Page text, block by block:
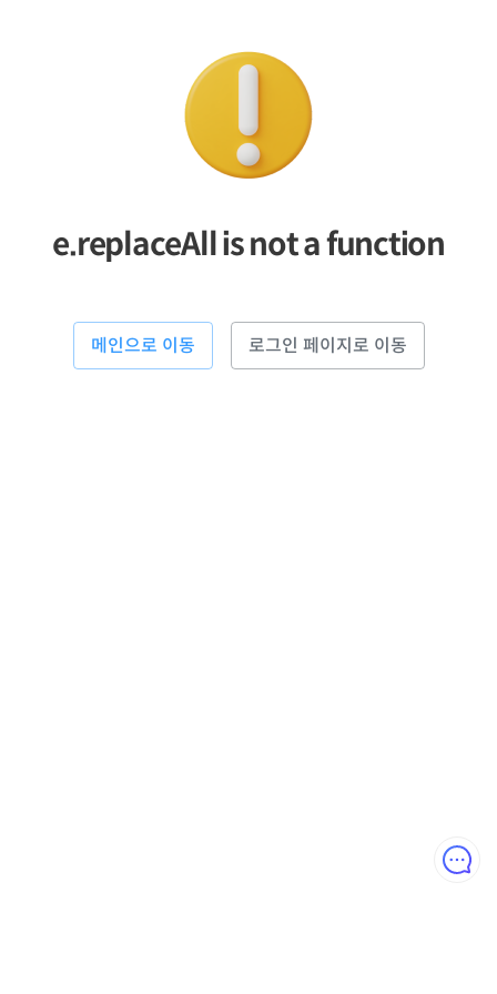
e.replaceAll is not a function
메인으로 이동 로그인 페이지로 이동